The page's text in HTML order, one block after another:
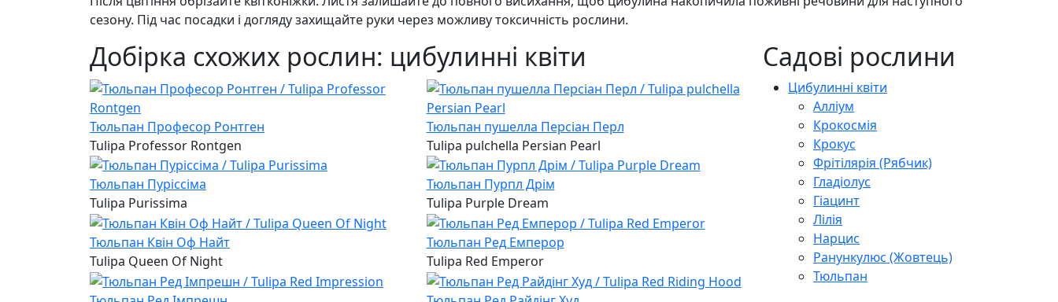
сезону. Під час посадки і догляду захищайте руки через можливу токсичність рослини.
Добірка схожих рослин: цибулинні квіти
Тюльпан Професор Ронтген
Tulipa Professor Rontgen
Тюльпан пушелла Персіан Перл
Tulipa pulchella Persian Pearl
Тюльпан Пуріссіма
Tulipa Purissima
Тюльпан Пурпл Дрім
Tulipa Purple Dream
Тюльпан Квін Оф Найт
Tulipa Queen Of Night
Тюльпан Ред Емперор
Tulipa Red Emperor
Садові рослини
Цибулинні квіти
Алліум
Крокосмія
Крокус
Фрітілярія (Рябчик)
Гладіолус
Гіацинт
Лілія
Нарцис
Ранункулюс (Жовтець)
Тюльпан